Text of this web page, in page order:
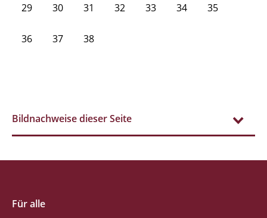
29 30 31 32 33 34 35
36 37 38
Bildnachweise dieser Seite
Für alle